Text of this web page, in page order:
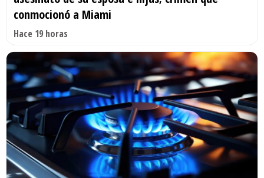
conmocionó a Miami
Hace 19 horas